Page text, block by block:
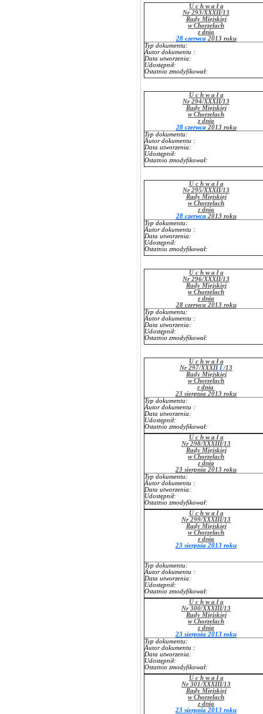
U c h w a ł a
Nr 293/XXXII/13
Rady Miejskiej
w Chorzelach
z dnia
28 czerwca2013 roku
Typ dokumentu:
Autor dokumentu :
Data utworzenia:
Udostępnił:
Ostatnio zmodyfikował:
U c h w a ł a
Nr 294/XXXII/13
Rady Miejskiej
w Chorzelach
z dnia
28 czerwca2013 roku
Typ dokumentu:
Autor dokumentu :
Data utworzenia:
Udostępnił:
Ostatnio zmodyfikował:
U c h w a ł a
Nr 295/XXXII/13
Rady Miejskiej
w Chorzelach
z dnia
28 czerwca2013 roku
Typ dokumentu:
Autor dokumentu :
Data utworzenia:
Udostępnił:
Ostatnio zmodyfikował:
U c h w a ł a
Nr 296/XXXII/13
Rady Miejskiej
w Chorzelach
z dnia
28 czerwca 2013 roku
Typ dokumentu:
Autor dokumentu :
Data utworzenia:
Udostępnił:
Ostatnio zmodyfikował:
U c h w a ł a
Nr 297/XXXIII/13
Rady Miejskiej
w Chorzelach
z dnia
23 sierpnia 2013 roku
Typ dokumentu:
Autor dokumentu :
Data utworzenia:
Udostępnił:
Ostatnio zmodyfikował:
U c h w a ł a
Nr 298/XXXIII/13
Rady Miejskiej
w Chorzelach
z dnia
23 sierpnia 2013 roku
Typ dokumentu:
Autor dokumentu :
Data utworzenia:
Udostępnił:
Ostatnio zmodyfikował:
U c h w a ł a
Nr 299/XXXIII/13
Rady Miejskiej
w Chorzelach
z dnia
23 sierpnia 2013 roku
Typ dokumentu:
Autor dokumentu :
Data utworzenia:
Udostępnił:
Ostatnio zmodyfikował:
U c h w a ł a
Nr 300/XXXIII/13
Rady Miejskiej
w Chorzelach
z dnia
23 sierpnia 2013 roku
Typ dokumentu:
Autor dokumentu :
Data utworzenia:
Udostępnił:
Ostatnio zmodyfikował:
U c h w a ł a
Nr 301/XXXIII/13
Rady Miejskiej
w Chorzelach
z dnia
23 sierpnia 2013 roku